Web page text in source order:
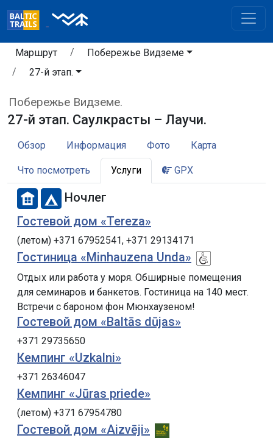
Маршрут
Побережье Видземе
27-й этап.
Побережье Видземе.
27-й этап. Саулкрасты – Лаучи.
Обзор Информация Фото Карта
Что посмотреть Услуги GPX
Ночлег
Гостевой дом «Tereza»
(летом) +371 67952541, +371 29134171
Гостиница «Minhauzena Unda»
Отдых или работа у моря. Обширные помещения
для семинаров и банкетов. Гостиница на 140 мест.
Встречи с бароном фон Мюнхаузеном!
Гостевой дом «Baltās dūjas»
+371 29735650
Кемпинг «Uzkalni»
+371 26346047
Кемпинг «Jūras priede»
(летом) +371 67954780
Гостевой дом «Aizvēji»